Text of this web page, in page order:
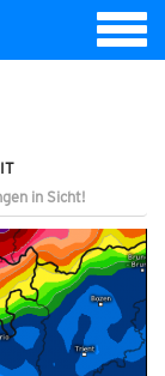
in Sicht!